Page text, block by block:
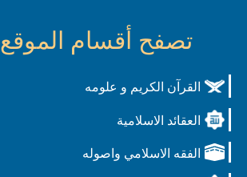
تصفح أقسام الموقع
القرآن الكريم و علومه
العقائد الاسلامية
الفقه الاسلامي واصوله